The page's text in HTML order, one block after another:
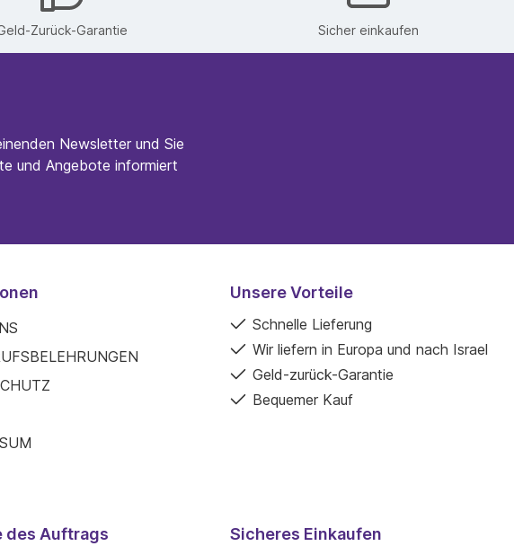
Zurück-Garantie Sicher einkaufen
Newsletter und Sie
und Angebote informiert
Unsere Vorteile
Schnelle Lieferung
Wir liefern in Europa und nach Israel
Geld-zurück-Garantie
Bequemer Kauf
des Auftrags Sicheres Einkaufen